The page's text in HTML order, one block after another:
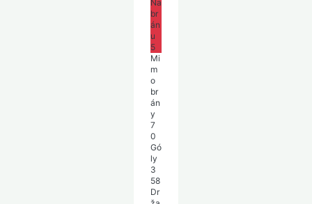
Na
br
án
u
5
Mi
m
o
br
án
y
7
0
Gó
ly
3
58
Dr